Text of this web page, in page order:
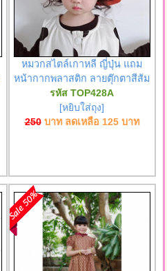
หมวกสไตล์เกาหลี ญี่ปุ่น แถม
หน้ากากพลาสติก ลายตุ๊กตาสีส้ม
รหัส TOP428A
[หยิบใส่ถุง]
250บาท ลดเหลือ 125บาท